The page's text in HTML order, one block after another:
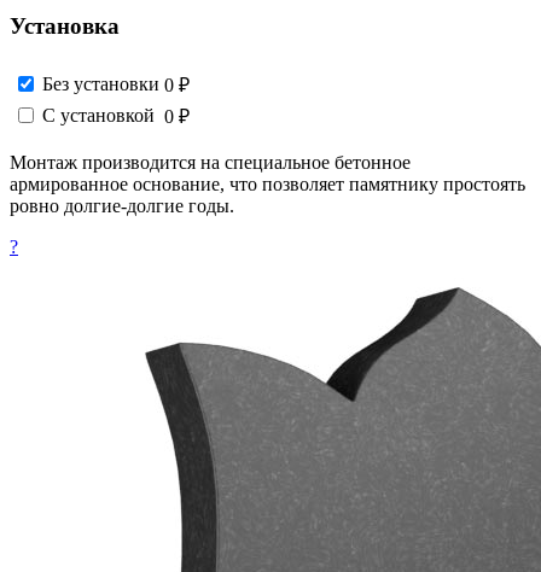
Установка
Без установки 0 ₽
С установкой 0 ₽
Монтаж производится на специальное бетонное
армированное основание, что позволяет памятнику простоять
ровно долгие-долгие годы.
?